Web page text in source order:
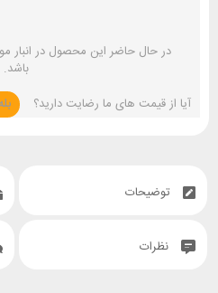
در حال حاضر این محصول در
باشد.
آیا از قیمت های ما رضایت دارید؟
توضیحات
نظرات